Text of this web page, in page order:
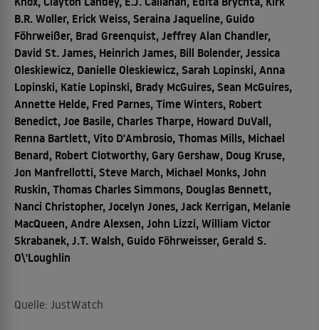
B.R. Woller, Erick Weiss, Seraina Jaqueline, Guido
Föhrweißer, Brad Greenquist, Jeffrey Alan Chandler,
David St. James, Heinrich James, Bill Bolender, Jessica
Oleskiewicz, Danielle Oleskiewicz, Sarah Lopinski, Anna
Lopinski, Katie Lopinski, Brady McGuires, Sean McGuires,
Annette Helde, Fred Parnes, Time Winters, Robert
Benedict, Joe Basile, Charles Tharpe, Howard DuVall,
Renna Bartlett, Vito D'Ambrosio, Thomas Mills, Michael
Benard, Robert Clotworthy, Gary Gershaw, Doug Kruse,
Jon Manfrellotti, Steve March, Michael Monks, John
Ruskin, Thomas Charles Simmons, Douglas Bennett,
Nanci Christopher, Jocelyn Jones, Jack Kerrigan, Melanie
MacQueen, Andre Alexsen, John Lizzi, William Victor
Skrabanek, J.T. Walsh, Guido Föhrweisser, Gerald S.
O\'Loughlin
Quelle: JustWatch